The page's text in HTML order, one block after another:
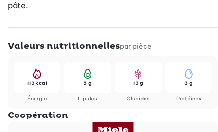
pâte.
Valeurs nutritionnellespar pièce
Énergie
113 kcal
Lipides
5 g
Glucides
13 g
Protéines
3 g
Coopération